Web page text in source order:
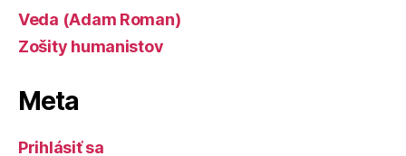
Veda (Adam Roman)
Zošity humanistov
Meta
Prihlásiť sa